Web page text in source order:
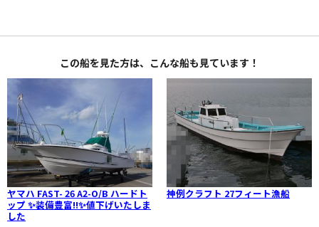
この船を見た方は、こんな船も見ています！
ヤマハ FAST- 26 A2-O/B ハードト
ップ ✨装備豊富‼✨値下げいたしま
した
神例クラフト 27フィート漁船